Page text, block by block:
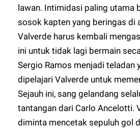
lawan. Intimidasi paling utama
sosok kapten yang beringas di
Valverde harus kembali
ini untuk tidak lagi bermain
Sergio Ramos menjadi teladan
dipelajari Valverde untuk
Sejauh ini, sang gelandang
tantangan dari Carlo Ancelotti.
diminta mencetak sepuluh gol